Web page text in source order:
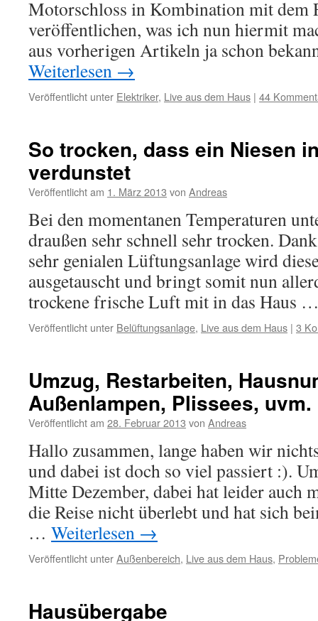
Motorschloss in Kombination mit dem
veröffentlichen, was ich nun hiermit
aus vorherigen Artikeln ja schon
Weiterlesen →
Veröffentlicht unter Elektriker, Live aus dem Haus | 44
So trocken, dass ein Niesen
verdunstet
Veröffentlicht am 1. März 2013 von Andreas
Bei den momentanen Temperaturen
draußen sehr schnell sehr trocken.
sehr genialen Lüftungsanlage wird
ausgetauscht und bringt somit nun
trockene frische Luft mit in das Haus
Veröffentlicht unter Belüftungsanlage, Live aus dem Haus | 3
Umzug, Restarbeiten,
Außenlampen, Plissees, uvm.
Veröffentlicht am 28. Februar 2013 von Andreas
Hallo zusammen, lange haben wir
und dabei ist doch so viel passiert :).
Mitte Dezember, dabei hat leider auch
die Reise nicht überlebt und hat sich
… Weiterlesen →
Veröffentlicht unterAußenbereich, Live aus dem Haus,
Hausübergabe